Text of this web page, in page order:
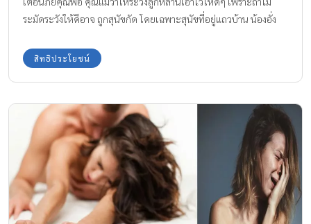
ระมัดระวังให้ดีอาจ ถูกสุนัขกัด โดยเฉพาะสุนัขที่อยู่แถวบ้าน น้องอั่ง
20 เข็ม
สิทธิประโยชน์